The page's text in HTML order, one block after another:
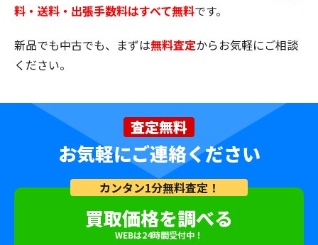
料・送料・出張手数料はすべて無料です。
新品でも中古でも、まずは無料査定からお気軽にご相談
ください。
査定無料
お気軽にご連絡ください
カンタン1分無料査定！
買取価格を調べる
WEBは24時間受付中！